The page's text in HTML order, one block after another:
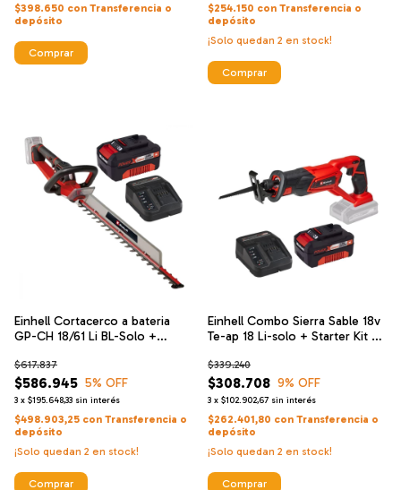
$398.650 con Transferencia o
depósito
$254.150 con Transferencia o
depósito
¡Solo quedan 2 en stock!
Einhell Cortacerco a bateria
GP-CH 18/61 Li BL-Solo +
Velocidad Y Bateria 18 V 4 Ah
$586.945
$617.837
5% OFF
3 x $195.648,33 sin interés
$498.903,25 con Transferencia o
depósito
¡Solo quedan 2 en stock!
Einhell Combo Sierra Sable 18v
Te-ap 18 Li-solo + Starter Kit 4
$308.708
$339.240
9% OFF
3 x $102.902,67 sin interés
$262.401,80 con Transferencia o
depósito
¡Solo quedan 2 en stock!